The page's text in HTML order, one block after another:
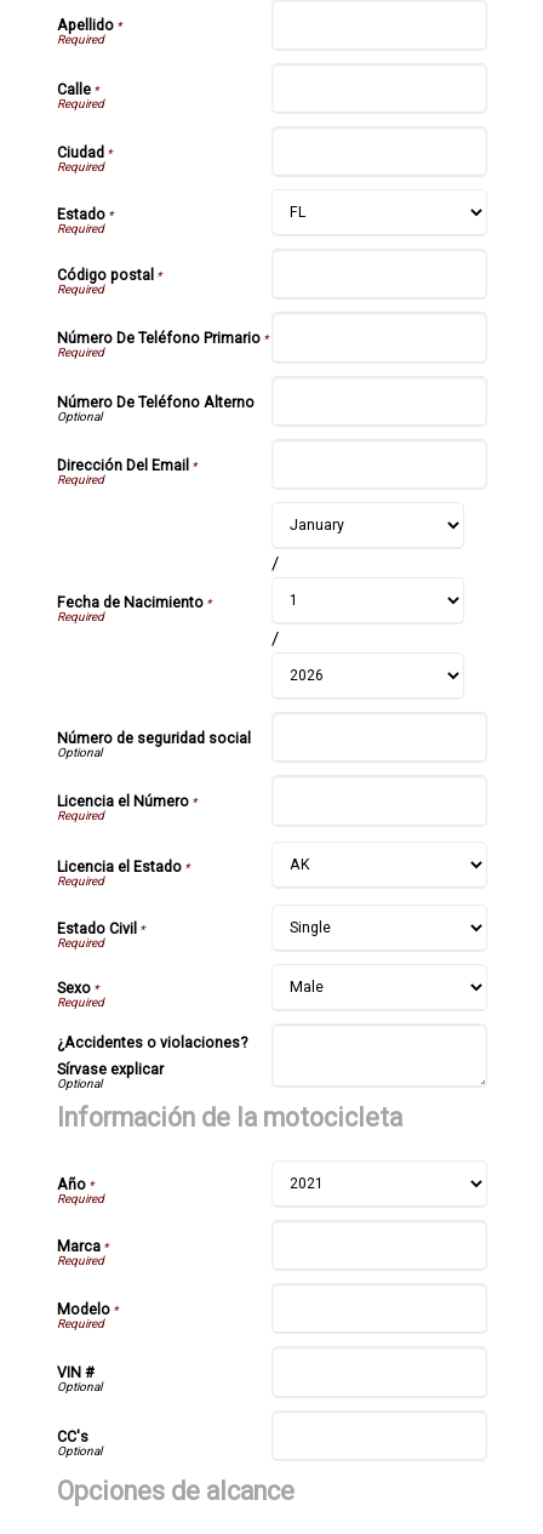
Apellido*
Calle*
Ciudad*
Estado*
Código postal *
Número De Teléfono Primario*
Número De Teléfono Alterno
Dirección Del Email *
Fecha de Nacimiento*
/
/
Número de seguridad social
Licencia el Número*
Licencia el Estado*
Estado Civil *
Sexo*
¿Accidentes o violaciones?
Sírvase explicar
Información de la motocicleta
Año*
Marca*
Modelo*
VIN #
CC's
Opciones de alcance